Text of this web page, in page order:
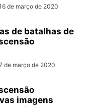
de março de 2020
de batalhas de
de março de 2020
imagens